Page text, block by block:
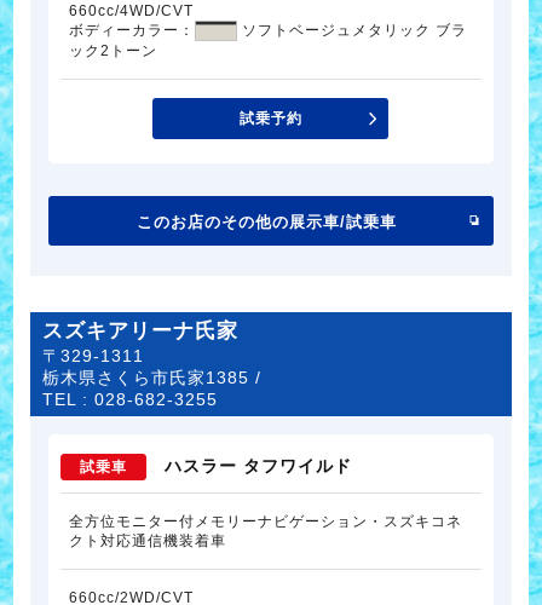
660cc/4WD/CVT
ボディーカラー：
ソフトベージュメタリック ブラ
ック2トーン
試乗予約
このお店のその他の展示車/試乗車
スズキアリーナ氏家
〒329-1311
栃木県さくら市氏家1385 /
TEL :028-682-3255
試乗車 ハスラー タフワイルド
全方位モニター付メモリーナビゲーション・スズキコネ
クト対応通信機装着車
660cc/2WD/CVT